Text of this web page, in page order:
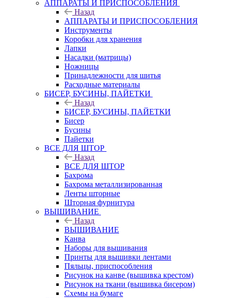
АППАРАТЫ И ПРИСПОСОБЛЕНИЯ
Назад
АППАРАТЫ И ПРИСПОСОБЛЕНИЯ
Инструменты
Коробки для хранения
Лапки
Насадки (матрицы)
Ножницы
Принадлежности для шитья
Расходные материалы
БИСЕР, БУСИНЫ, ПАЙЕТКИ
Назад
БИСЕР, БУСИНЫ, ПАЙЕТКИ
Бисер
Бусины
Пайетки
ВСЕ ДЛЯ ШТОР
Назад
ВСЕ ДЛЯ ШТОР
Бахрома
Бахрома металлизированная
Ленты шторные
Шторная фурнитура
ВЫШИВАНИЕ
Назад
ВЫШИВАНИЕ
Канва
Наборы для вышивания
Принты для вышивки лентами
Пяльцы, приспособления
Рисунок на канве (вышивка крестом)
Рисунок на ткани (вышивка бисером)
Схемы на бумаге